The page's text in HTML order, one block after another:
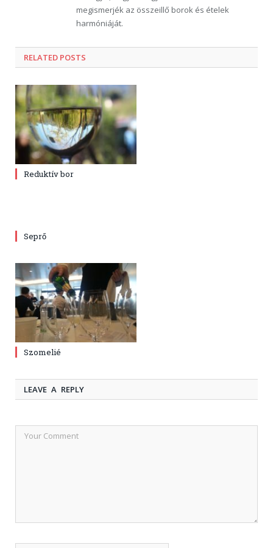
megismerjék az összeillő borok és ételek
harmóniáját.
RELATED POSTS
Reduktív bor
Seprő
Szomelié
LEAVE A REPLY